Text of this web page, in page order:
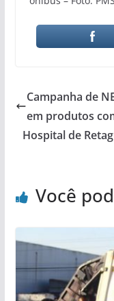
Campanha de
em produtos
Hospital de
Você